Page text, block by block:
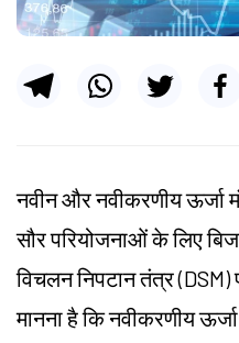
नवीन और नवीकरणीय ऊर्जा
सौर परियोजनाओं के लिए
विचलन निपटान तंत्र
मानना है कि नवीकरणीय